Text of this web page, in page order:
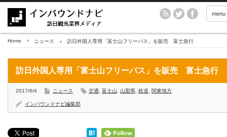
menu
Home ニュース 訪日外国人専用「富士山フリーパス」を販売 富士急行
訪日外国人専用「富士山フリーパス」を販売 富士急行
2017/6/4 ニュース 交通 富士山 山梨県 鉄道 関東地方
インバウンドナビ編集部